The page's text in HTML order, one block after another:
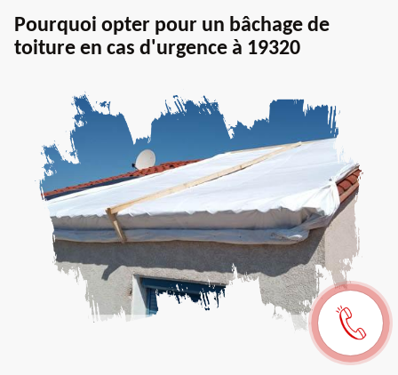
Pourquoi opter pour un bâchage de
toiture en cas d'urgence à 19320